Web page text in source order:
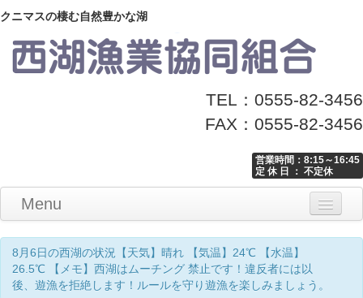
クニマスの棲む自然豊かな湖
TEL：0555-82-3456
FAX：0555-82-3456
営業時間：8:15～16:45
定 休 日 ： 不定休
Menu
Home
釣り情報
マナーとお願い
クニマス展示館
漁協からのお知らせ
お問い合わせ
8月6日の西湖の状況【天気】晴れ 【気温】24℃ 【水温】
26.5℃ 【メモ】西湖はムーチング 禁止です！違反者には以
後、遊漁を拒絶します！ルールを守り遊漁を楽しみましょう。